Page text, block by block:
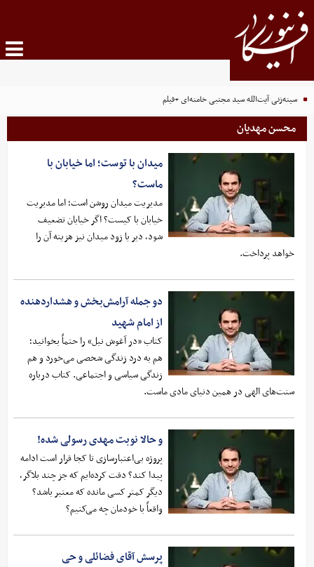
سینه‌زنی آیت‌الله سید مجتبی خامنه‌ای +فیلم
محسن مهدیان
میدان با توست؛ اما خیابان با
ماست؟
مدیریت میدان روشن است؛ اما مدیریت
خیابان با کیست؟ اگر خیابان تضعیف
شود، دیر یا زود میدان نیز هزینه آن را
خواهد پرداخت.
دو جمله آرامش‌بخش و هشداردهنده
از امام شهید
کتاب «در آغوش نیل» را حتماً بخوانید؛
هم به درد زندگی شخصی می‌خورد و هم
زندگی سیاسی و اجتماعی. کتاب درباره
سنت‌های الهی در همین دنیای مادی ماست.
و حالا نوبت مهدی رسولی شده!
پروژه بی‌اعتبارسازی تا کجا قرار است ادامه
پیدا کند؟ دقت کرده‌ایم که جز چند بلاگر،
دیگر کمتر کسی مانده که معتبر باشد؟
واقعاً با خودمان چه می‌کنیم؟
پرسش آقای فضائلی و حی